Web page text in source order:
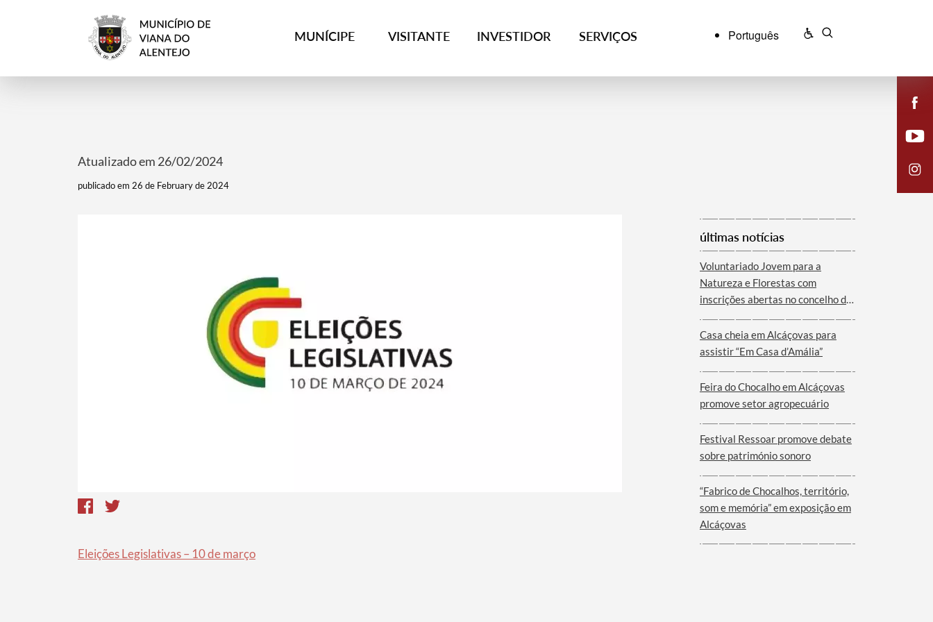
MUNÍCIPE VISITANTE INVESTIDOR SERVIÇOS Português
Termo de Pesquisa
Atualizado em 26/02/2024
publicado em 26 de February de 2024
Eleições Legislativas – 10 de março
últimas notícias
Voluntariado Jovem para a
Natureza e Florestas com
inscrições abertas no concelho de
Casa cheia em Alcáçovas para
assistir “Em Casa d’Amália”
Feira do Chocalho em Alcáçovas
promove setor agropecuário
Festival Ressoar promove debate
sobre património sonoro
“Fabrico de Chocalhos, território,
som e memória” em exposição em
Alcáçovas